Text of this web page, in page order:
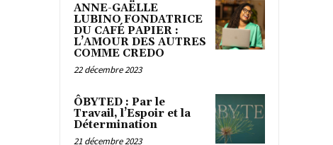
ANNE-GAËLLE
LUBINO FONDATRICE
DU CAFÉ PAPIER :
L’AMOUR DES AUTRES
COMME CREDO
22 décembre 2023
ÔBYTED : Par le
Travail, l’Espoir et la
Détermination
21 décembre 2023